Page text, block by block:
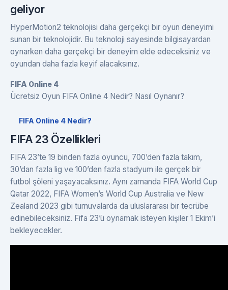
geliyor
HyperMotion2 teknolojisi daha gerçekçi bir oyun deneyimi
sunan bir teknolojidir. Bu teknoloji sayesinde bilgisayardan
oynarken daha gerçekçi bir deneyim elde edeceksiniz ve
oyundan daha fazla keyif alacaksınız.
FIFA Online 4
Ücretsiz Oyun FIFA Online 4 Nedir? Nasıl Oynanır?
FIFA Online 4 Nedir?
FIFA 23 Özellikleri
FIFA 23’te 19 binden fazla oyuncu, 700’den fazla takım,
30’dan fazla lig ve 100’den fazla stadyum ile gerçek bir
futbol şöleni yaşayacaksınız. Aynı zamanda FIFA World Cup
Qatar 2022, FIFA Women’s World Cup Australia ve New
Zealand 2023 gibi turnuvalarda da uluslararası bir tecrübe
edinebileceksiniz. Fifa 23’ü oynamak isteyen kişiler 1 Ekim’i
bekleyecekler.